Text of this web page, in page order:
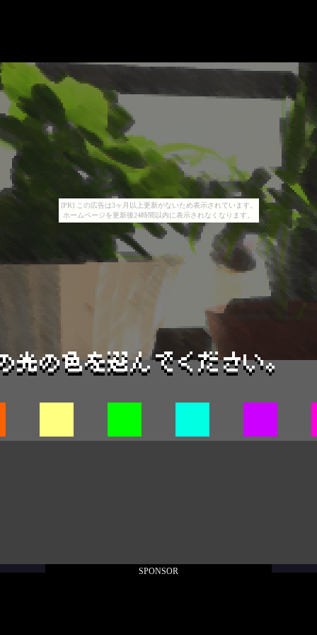
[PR] この広告は3ヶ月以上更新がないため表示されています。
ホームページを更新後24時間以内に表示されなくなります。
SPONSOR